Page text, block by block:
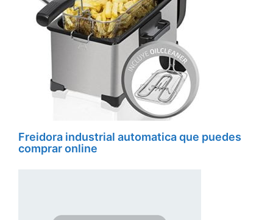
Freidora industrial automatica que puedes
comprar online